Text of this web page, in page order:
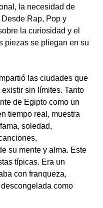
la necesidad de
Rap, Pop y
la curiosidad y el
piezas se pliegan en su
las ciudades que
sin límites. Tanto
de Egipto como un
tiempo real, muestra
soledad,
su mente y alma. Este
típicas. Era un
con franqueza,
como